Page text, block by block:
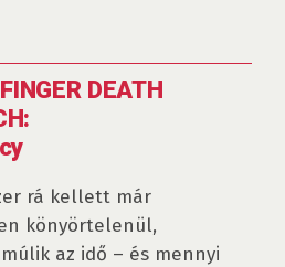
DEATH
rá kellett már
könyörtelenül,
az idő – és mennyi